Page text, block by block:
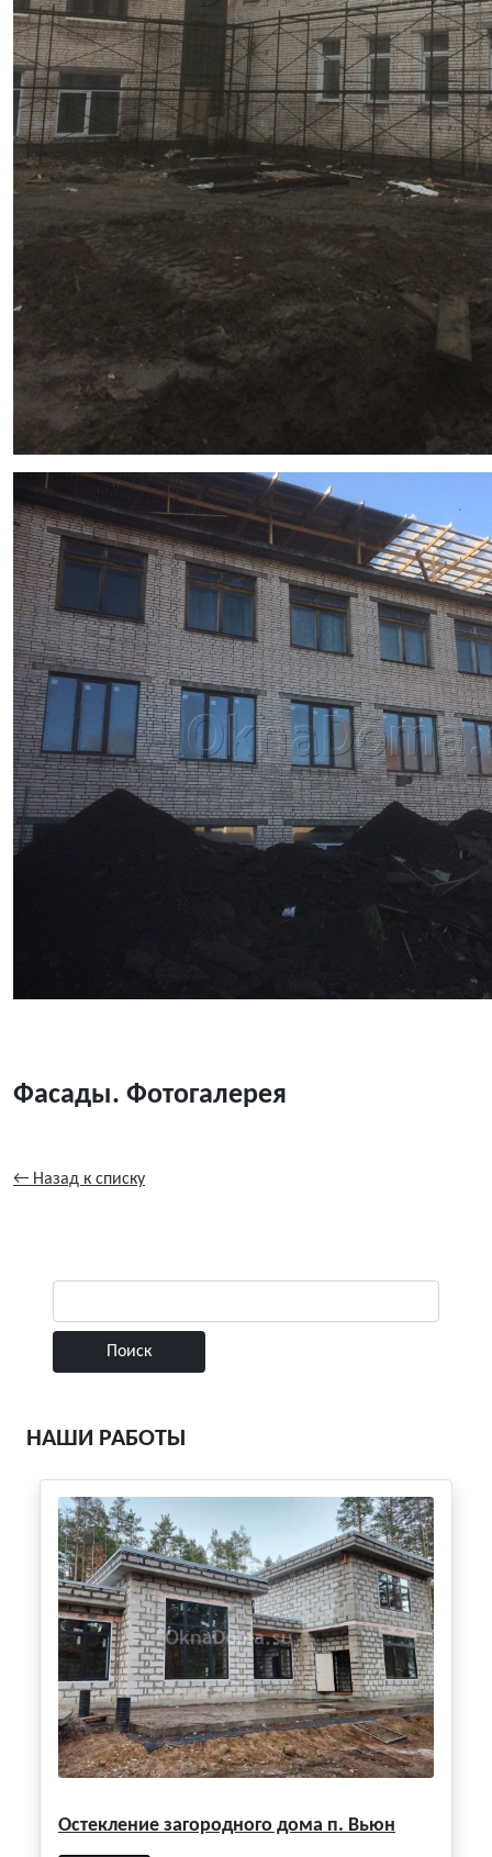
Фасады. Фотогалерея
← Назад к списку
НАШИ РАБОТЫ
Остекление загородного дома п. Вьюн